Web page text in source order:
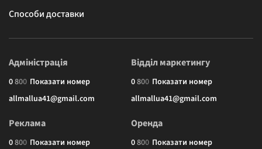
Способи доставки
Адміністрація
0800 Показати номер
allmallua41@gmail.com
Відділ маркетингу
0800 Показати номер
allmallua41@gmail.com
Реклама
0800 Показати номер
Оренда
0800 Показати номер